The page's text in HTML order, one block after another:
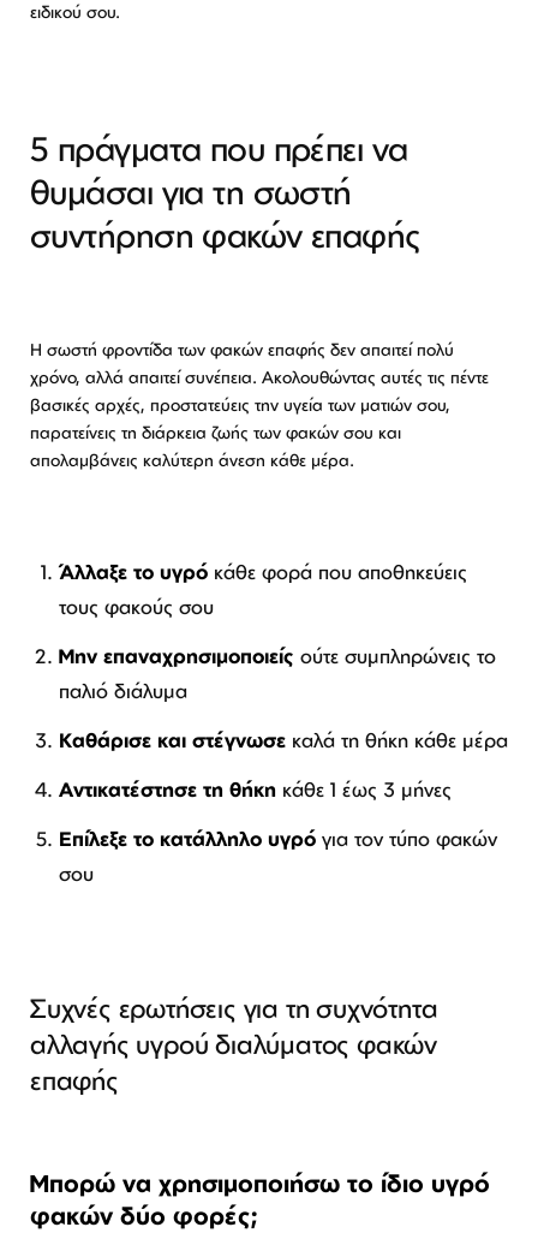
ειδικού σου.
5 πράγματα που πρέπει να
θυμάσαι για τη σωστή
συντήρηση φακών επαφής
Η σωστή φροντίδα των φακών επαφής δεν απαιτεί πολύ
χρόνο, αλλά απαιτεί συνέπεια. Ακολουθώντας αυτές τις πέντε
βασικές αρχές, προστατεύεις την υγεία των ματιών σου,
παρατείνεις τη διάρκεια ζωής των φακών σου και
απολαμβάνεις καλύτερη άνεση κάθε μέρα.
Άλλαξε το υγρό κάθε φορά που αποθηκεύεις
τους φακούς σου
Μην επαναχρησιμοποιείς ούτε συμπληρώνεις το
παλιό διάλυμα
Καθάρισε και στέγνωσε καλά τη θήκη κάθε μέρα
Αντικατέστησε τη θήκη κάθε 1 έως 3 μήνες
Επίλεξε το κατάλληλο υγρό για τον τύπο φακών
σου
Συχνές ερωτήσεις για τη συχνότητα
αλλαγής υγρού διαλύματος φακών
επαφής
Μπορώ να χρησιμοποιήσω το ίδιο υγρό
φακών δύο φορές;